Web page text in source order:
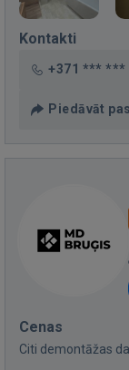
Kontakti
+371 *** ***
Piedāvāt
Cenas
Citi demontāžas